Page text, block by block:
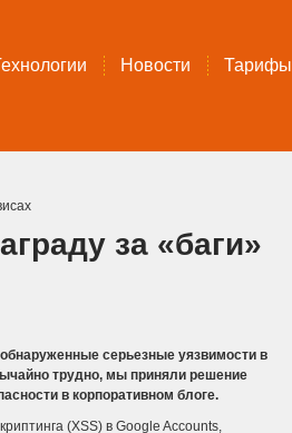
Новости Тарифы
за «баги»
серьезные уязвимости в
трудно, мы приняли решение
в корпоративном блоге.
(XSS) в Google Accounts,